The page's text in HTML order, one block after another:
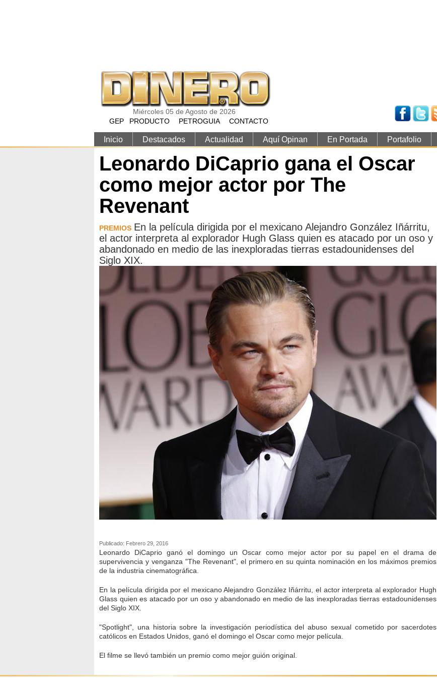
Miércoles 05 de Agosto de 2026
GEP PRODUCTO PETROGUIA CONTACTO
Inicio Destacados Actualidad Aquí Opinan En Portada Portafolio
Leonardo DiCaprio gana el Oscar
como mejor actor por The
Revenant
PREMIOS En la película dirigida por el mexicano Alejandro González Iñárritu,
el actor interpreta al explorador Hugh Glass quien es atacado por un oso y
abandonado en medio de las inexploradas tierras estadounidenses del
Siglo XIX.
Publicado: Febrero 29, 2016
Leonardo DiCaprio ganó el domingo un Oscar como mejor actor por su papel en el drama de
supervivencia y venganza "The Revenant", el primero en su quinta nominación en los máximos premios
de la industria cinematográfica.
En la película dirigida por el mexicano Alejandro González Iñárritu, el actor interpreta al explorador Hugh
Glass quien es atacado por un oso y abandonado en medio de las inexploradas tierras estadounidenses
del Siglo XIX.
"Spotlight", una historia sobre la investigación periodística del abuso sexual cometido por sacerdotes
católicos en Estados Unidos, ganó el domingo el Oscar como mejor película.
El filme se llevó también un premio como mejor guión original.